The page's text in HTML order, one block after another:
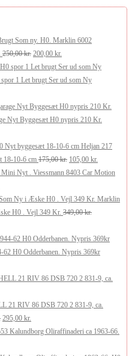
Marklin 6002
250,00kr. Den
oprindelige
pris
250,00 kr..
200,00 kr.
aktuelle
pris
200,00 kr..
1 Let brugt Ser ud som Ny
Nyt Byggesæt H0 nypris 210 Kr.
Heljan 217
18-10-6 cm 175,00kr. Den
oprindelige
var:
175,00 kr..
105,00 kr.
aktuelle
er:
105,00 kr..
Viessmann 8403 Car Motion
aktuelle
kr..
Marklin
H0 . Vejl 349 Kr. 349,00kr.
62 H0 Odderbanen. Nypris 369kr
21 RIV 86 DSB 720 2 831-9, ca.
Den
oprindelige
295,00 kr.
aktuelle